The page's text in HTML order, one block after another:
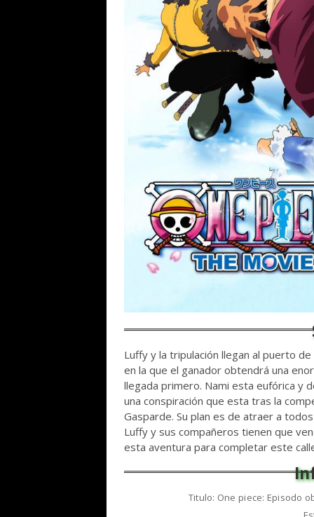
Luffy y la tripulación llegan al puerto
en la que el ganador obtendrá una
llegada primero. Nami esta eufórica y
una conspiración que esta tras la
Gasparde. Su plan es de atraer a
Luffy y sus compañeros tienen que
esta aventura para completar este
Titulo: One piece: Episodo